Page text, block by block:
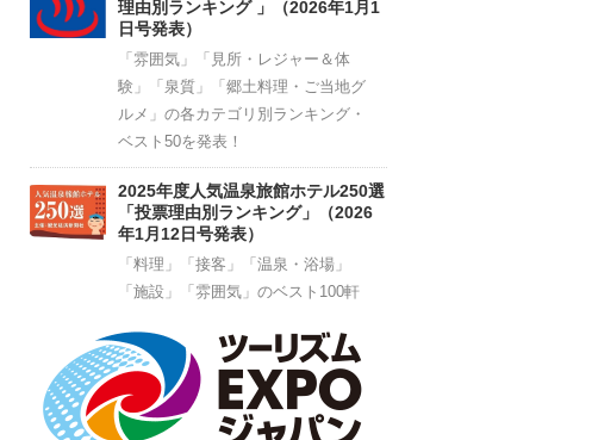
理由別ランキング 」（2026年1月1
日号発表）
「雰囲気」「見所・レジャー＆体
験」「泉質」「郷土料理・ご当地グ
ルメ」の各カテゴリ別ランキング・
ベスト50を発表！
2025年度人気温泉旅館ホテル250選
「投票理由別ランキング」（2026
年1月12日号発表）
「料理」「接客」「温泉・浴場」
「施設」「雰囲気」のベスト100軒